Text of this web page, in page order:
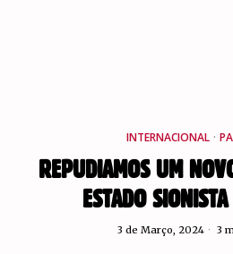
INTERNACIONAL ·
REPUDIAMOS UM
ESTADO
3 de Março, 2024 3